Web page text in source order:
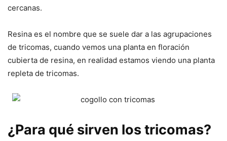
cercanas.
Resina es el nombre que se suele dar a las agrupaciones
de tricomas, cuando vemos una planta en floración
cubierta de resina, en realidad estamos viendo una planta
repleta de tricomas.
¿Para qué sirven los tricomas?